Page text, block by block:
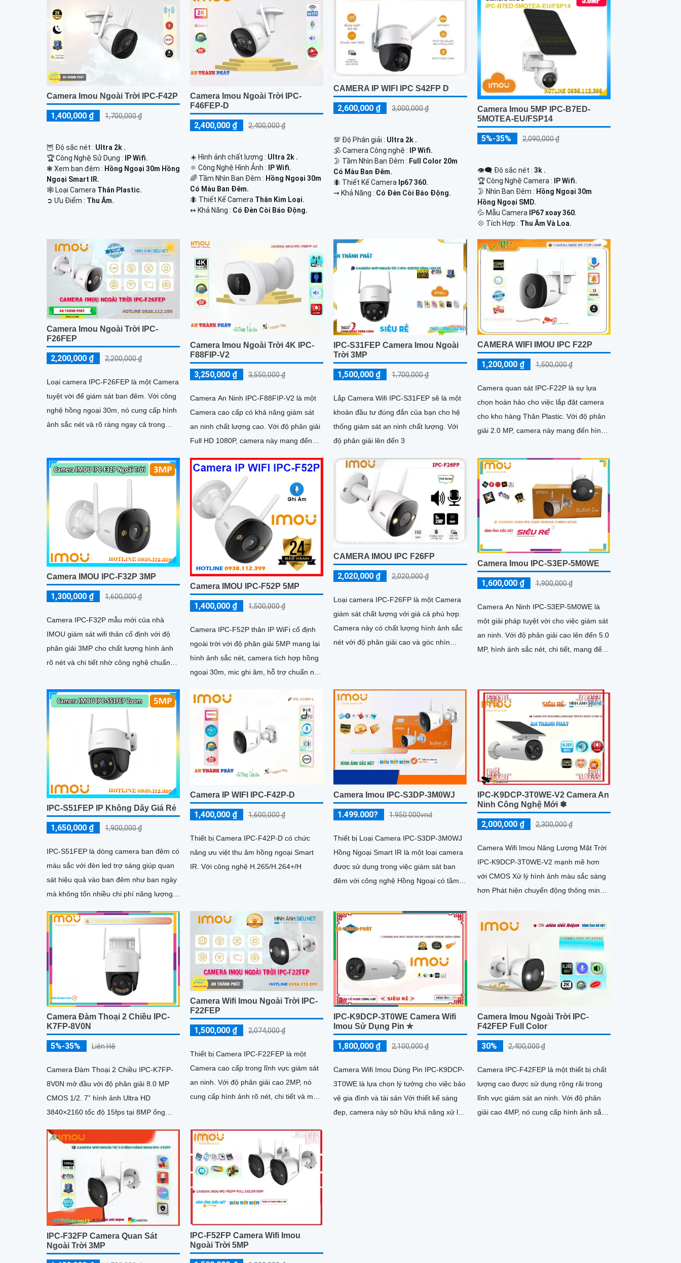
Camera Imou Ngoài Trời IPC-F42P
1,400,000 ₫ 1,700,000 ₫
🦉 Độ sắc nét : Ultra 2k .
🏆 Công Nghệ Sử Dụng :
IP Wifi.
❃ Xem ban đêm : Hồng Ngoại 30m Hồng
Ngoại Smart IR.
🕸️ Loại Camera Thân Plastic.
️➲ Ưu Điểm : Thu Âm.
Camera Imou Ngoài Trời IPC-
F46FEP-D
2,400,000 ₫ 2,400,000 ₫
☀️ Hình ảnh chất lượng : Ultra 2k .
⚛️ Công Nghệ Hình Ảnh :
IP Wifi.
🌈 Tầm Nhìn Ban Đêm : Hồng Ngoại 30m
Có Màu Ban Đêm.
🐜 Thiết Kế Camera Thân Kim Loại.
️↭ Khả Năng : Có Đèn Còi Báo Động.
CAMERA IP WIFI IPC S42FP D
2,600,000 ₫ 3,000,000 ₫
💯 Độ Phân giải : Ultra 2k .
🕉️ Camera Công nghệ :
IP Wifi.
🌛 Tầm Nhìn Ban Đêm : Full Color 20m
Có Màu Ban Đêm.
🐜 Thiết Kế Camera Ip67 360.
️⇝ Khả Năng : Có Đèn Còi Báo Động.
Camera Imou 5MP IPC-B7ED-
5MOTEA-EU/FSP14
5%-35% 2,090,000 ₫
👁️‍🗨 Độ sắc nét : 3k .
🏆 Công Nghệ Camera :
IP Wifi.
🌛 Nhìn Ban Đêm : Hồng Ngoại 30m
Hồng Ngoại SMD.
💦 Mẫu Camera
IP67 xoay 360.
️💠 Tích Hợp : Thu Âm Và Loa.
Camera Imou Ngoài Trời IPC-
F26FEP
2,200,000 ₫ 2,200,000 ₫
Loại camera IPC-F26FEP là một Camera
tuyệt vời để giám sát ban đêm. Với công
nghệ hồng ngoại 30m, nó cung cấp hình
ảnh sắc nét và rõ ràng ngay cả trong
Camera Imou Ngoài Trời 4K IPC-
F88FIP-V2
3,250,000 ₫ 3,550,000 ₫
Camera An Ninh IPC-F88FIP-V2 là một
Camera cao cấp có khả năng giám sát
an ninh chất lượng cao. Với độ phân giải
Full HD 1080P, camera này mang đến
IPC-S31FEP Camera Imou Ngoài
Trời 3MP
1,500,000 ₫ 1,700,000 ₫
Lắp Camera Wifi IPC-S31FEP sẽ là một
khoản đầu tư đúng đắn của bạn cho hệ
thống giám sát an ninh chất lượng. Với
độ phân giải lên đến 3
CAMERA WIFI IMOU IPC F22P
1,200,000 ₫ 1,500,000 ₫
Camera quan sát IPC-F22P là sự lựa
chọn hoàn hảo cho việc lắp đặt camera
cho kho hàng Thân Plastic. Với độ phân
giải 2.0 MP, camera này mang đến hình
Camera IMOU IPC-F32P 3MP
1,300,000 ₫ 1,600,000 ₫
Camera IPC-F32P mẫu mới của nhà
IMOU giám sát wifi thân cố định với độ
phân giải 3MP cho chất lượng hình ảnh
rõ nét và chi tiết nhờ công nghệ chuẩn
Camera IMOU IPC-F52P 5MP
1,400,000 ₫ 1,500,000 ₫
Camera IPC-F52P thân IP WiFi cố định
ngoài trời với độ phân giải 5MP mang lại
hình ảnh sắc nét, camera tích hợp hồng
ngoại 30m, mic ghi âm, hỗ trợ chuẩn nén
CAMERA IMOU IPC F26FP
2,020,000 ₫ 2,020,000 ₫
Loại camera IPC-F26FP là một Camera
giám sát chất lượng với giá cả phù hợp.
Camera này có chất lượng hình ảnh sắc
nét với độ phân giải cao và góc nhìn
Camera Imou IPC-S3EP-5M0WE
1,600,000 ₫ 1,900,000 ₫
Camera An Ninh IPC-S3EP-5M0WE là
một giải pháp tuyệt vời cho việc giám sát
an ninh. Với độ phân giải cao lên đến 5.0
MP, hình ảnh sắc nét, chi tiết, mang đến
IPC-S51FEP IP Không Dây Giá Rẻ
1,650,000 ₫ 1,900,000 ₫
IPC-S51FEP là dòng camera ban đêm có
màu sắc với đèn led trợ sáng giúp quan
sát hiệu quả vào ban đêm như ban ngày
mà không tốn nhiều chi phí năng lượng.
Camera IP WIFI IPC-F42P-D
1,400,000 ₫ 1,600,000 ₫
Thiết bị Camera IPC-F42P-D có chức
năng ưu việt thu âm hồng ngoại Smart
IR. Với công nghệ H.265/H.264+/H
Camera Imou IPC-S3DP-3M0WJ
1.499.000? 1.950.000vnd
Thiết bị Loại Camera IPC-S3DP-3M0WJ
Hồng Ngoại Smart IR là một loại camera
được sử dụng trong việc giám sát ban
đêm với công nghệ Hồng Ngoại có tầm
IPC-K9DCP-3T0WE-V2 Camera An
Ninh Công Nghệ Mới ✽
2,000,000 ₫ 2,300,000 ₫
Camera Wifi Imou Năng Lượng Mặt Trời
IPC-K9DCP-3T0WE-V2 mạnh mẽ hơn
với CMOS Xử lý hình ảnh màu sắc sáng
hơn Phát hiện chuyển động thông minh,
Camera Đàm Thoại 2 Chiều IPC-
K7FP-8V0N
5%-35% Liên Hệ
Camera Đàm Thoại 2 Chiều IPC-K7FP-
8V0N mở đầu với độ phân giải 8.0 MP
CMOS 1/2. 7” hình ảnh Ultra HD
3840×2160 tốc độ 15fps tại 8MP ống
ngang...
Camera Wifi Imou Ngoài Trời IPC-
F22FEP
1,500,000 ₫ 2,074,000 ₫
Thiết bị Camera IPC-F22FEP là một
Camera cao cấp trong lĩnh vực giám sát
an ninh. Với độ phân giải cao 2MP, nó
cung cấp hình ảnh rõ nét, chi tiết và màu
IPC-K9DCP-3T0WE Camera Wifi
Imou Sử Dụng Pin ✮
1,800,000 ₫ 2,100,000 ₫
Camera Wifi Imou Dùng Pin IPC-K9DCP-
3T0WE là lựa chọn lý tưởng cho việc bảo
vệ gia đình và tài sản Với thiết kế sáng
đẹp, camera này sở hữu khả năng xử lý
Camera Imou Ngoài Trời IPC-
F42FEP Full Color
30% 2,400,000 ₫
Camera IPC-F42FEP là một thiết bị chất
lượng cao được sử dụng rộng rãi trong
lĩnh vực giám sát an ninh. Với độ phân
giải cao 4MP, nó cung cấp hình ảnh sắc
IPC-F32FP Camera Quan Sát
Ngoài Trời 3MP
IPC-F52FP Camera Wifi Imou
Ngoài Trời 5MP